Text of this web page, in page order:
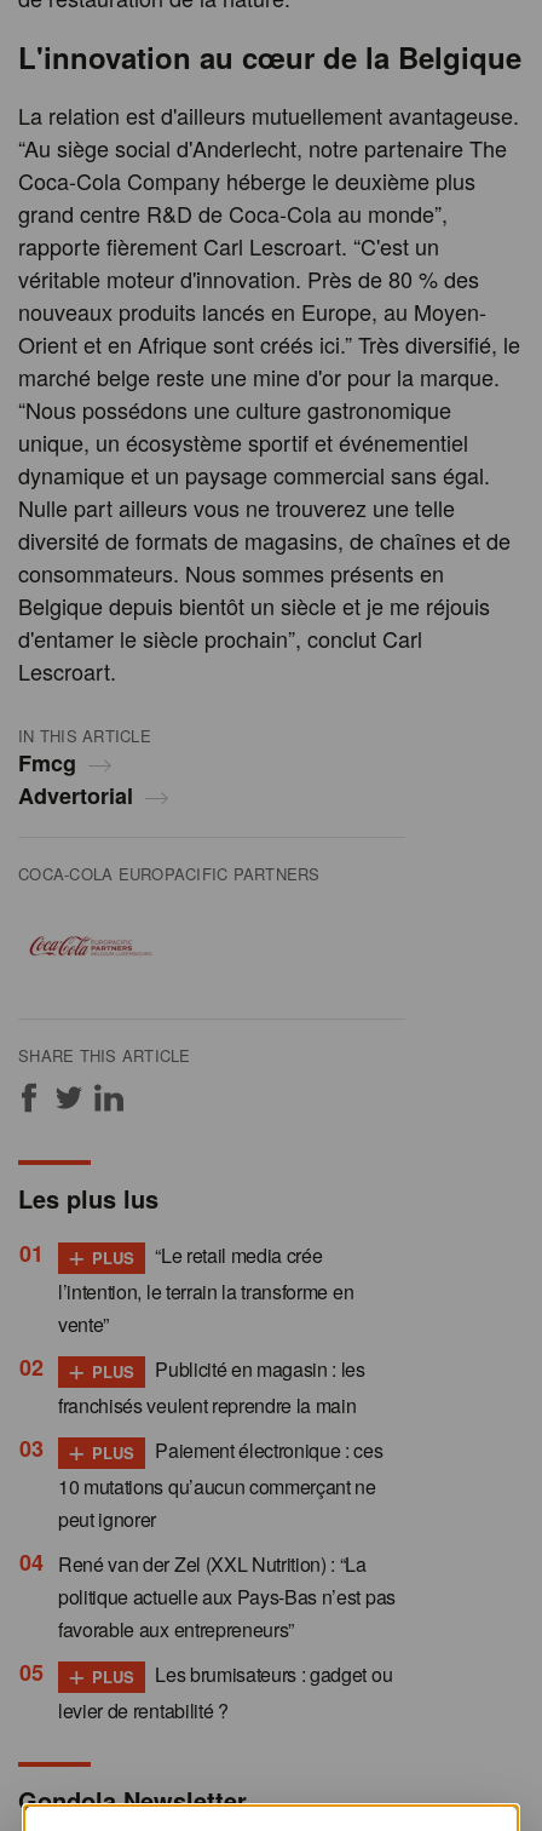
IN THIS ARTICLE
Fmcg
Advertorial
COCA-COLA EUROPACIFIC PARTNERS
SHARE THIS ARTICLE
L'innovation au cœur de la Belgique
La relation est d'ailleurs mutuellement avantageuse.
“Au siège social d'Anderlecht, notre partenaire The
Coca-Cola Company héberge le deuxième plus
grand centre R&D de Coca-Cola au monde”,
rapporte fièrement Carl Lescroart. “C'est un
véritable moteur d'innovation. Près de 80 % des
nouveaux produits lancés en Europe, au Moyen-
Orient et en Afrique sont créés ici.” Très diversifié, le
marché belge reste une mine d'or pour la marque.
“Nous possédons une culture gastronomique
unique, un écosystème sportif et événementiel
dynamique et un paysage commercial sans égal.
Nulle part ailleurs vous ne trouverez une telle
diversité de formats de magasins, de chaînes et de
consommateurs. Nous sommes présents en
Belgique depuis bientôt un siècle et je me réjouis
d'entamer le siècle prochain”, conclut Carl
Lescroart.
Les plus lus
+ PLUS
“Le retail media crée
l’intention, le terrain la transforme en
vente”
+ PLUS
Publicité en magasin : les
franchisés veulent reprendre la main
+ PLUS
Paiement électronique : ces
10 mutations qu’aucun commerçant ne
peut ignorer
René van der Zel (XXL Nutrition) : “La
politique actuelle aux Pays-Bas n’est pas
favorable aux entrepreneurs”
+ PLUS
Les brumisateurs : gadget ou
levier de rentabilité ?
Gondola Newsletter